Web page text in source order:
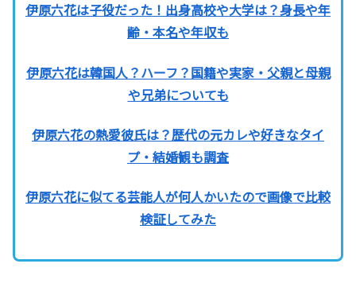
伊原六花は子役だった！出身高校や大学は？身長や年
齢・本名や年収も
伊原六花は韓国人？ハーフ？国籍や実家・父親と母親
や兄弟についても
伊原六花の熱愛彼氏は？歴代の元カレや好きなタイ
プ・結婚観も調査
伊原六花に似てる芸能人が何人かいたので画像で比較
検証してみた